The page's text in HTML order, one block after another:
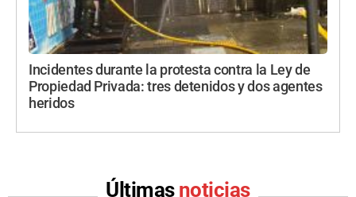
Incidentes durante la protesta contra la Ley de
Propiedad Privada: tres detenidos y dos agentes
heridos
Últimas noticias